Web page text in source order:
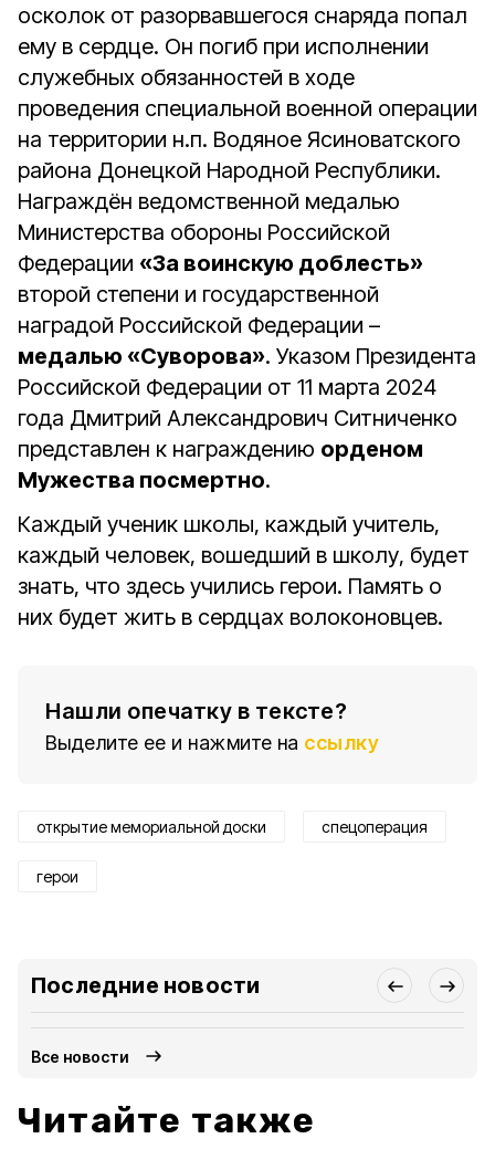
осколок от разорвавшегося снаряда попал
ему в сердце. Он погиб при исполнении
служебных обязанностей в ходе
проведения специальной военной операции
на территории н.п. Водяное Ясиноватского
района Донецкой Народной Республики.
Награждён ведомственной медалью
Министерства обороны Российской
Федерации «За воинскую доблесть»
второй степени и государственной
наградой Российской Федерации –
медалью «Суворова». Указом Президента
Российской Федерации от 11 марта 2024
года Дмитрий Александрович Ситниченко
представлен к награждению орденом
Мужества посмертно.
Каждый ученик школы, каждый учитель,
каждый человек, вошедший в школу, будет
знать, что здесь учились герои. Память о
них будет жить в сердцах волоконовцев.
Нашли опечатку в тексте?
Выделите ее и нажмите на ссылку
открытие мемориальной доски спецоперация
герои
Последние новости
Все новости
Читайте также